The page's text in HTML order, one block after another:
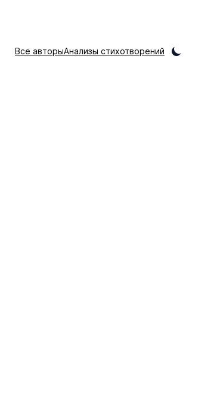
Все авторыАнализы стихотворений